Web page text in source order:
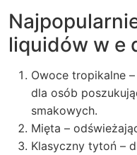
liquidów w e
Owoce tropikalne
dla osób
smakowych.
Mięta –
Klasyczny tytoń –